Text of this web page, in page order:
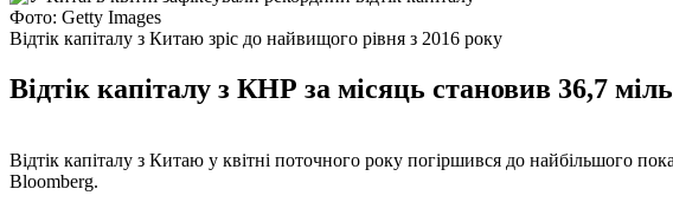
Фото: Getty Images
Відтік капіталу з Китаю зріс до найвищого рівня з 2016 року
Відтік капіталу з КНР за місяць становив 36,7
Відтік капіталу з Китаю у квітні поточного року погіршився до найбільшого
Bloomberg.